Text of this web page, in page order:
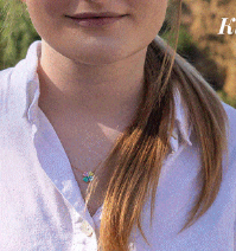
Ultime Calcio